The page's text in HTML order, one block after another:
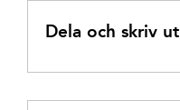
Dela och skriv ut